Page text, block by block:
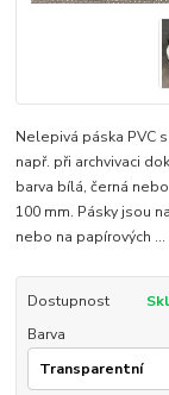
Nelepivá páska PVC
např. při archvivaci
barva bílá, černá
100 mm. Pásky jsou
nebo na papírových ...
Dostupnost
Barva